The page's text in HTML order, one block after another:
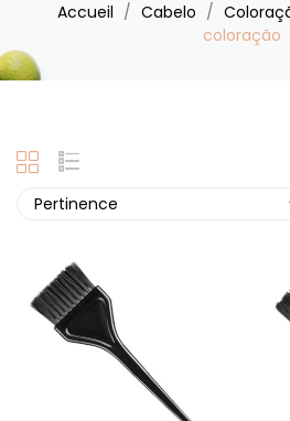
Accueil Cabelo
coloração
Pertinence